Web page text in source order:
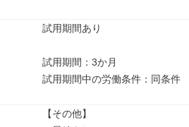
試用期間あり
試用期間：3か月
試用期間中の労働条件：同条件
【その他】